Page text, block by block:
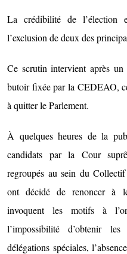
La crédibilité de l’élection
l’exclusion de deux des
Ce scrutin intervient après
butoir fixée par la CEDEAO,
à quitter le Parlement.
À quelques heures de la
candidats par la Cour
regroupés au sein du
ont décidé de renoncer à
invoquent les motifs à
l’impossibilité d’obtenir
délégations spéciales,